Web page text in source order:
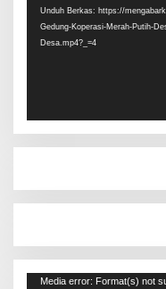
Unduh Berkas: https://
Gedung-Koperasi-Merah-Putih-
Desa.mp4?_=4
Pemutar
Media error: Format(s) not